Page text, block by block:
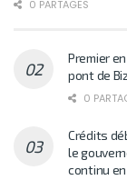
0 PARTAGES
Premier
pont de
0
Crédits
le
continu